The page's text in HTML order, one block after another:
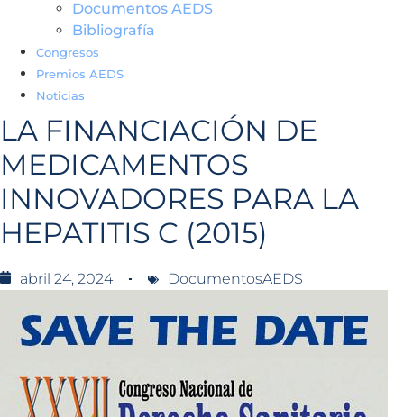
Documentos AEDS
Bibliografía
Congresos
Premios AEDS
Noticias
LA FINANCIACIÓN DE
MEDICAMENTOS
INNOVADORES PARA LA
HEPATITIS C (2015)
abril 24, 2024 DocumentosAEDS